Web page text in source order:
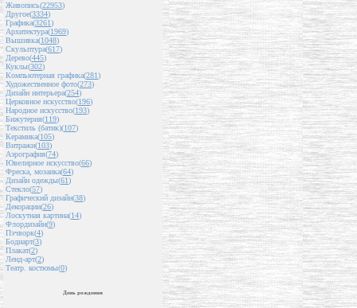
Живопись(22953)
Другое(3334)
Графика(3261)
Архитектура(1969)
Вышивка(1048)
Скульптура(617)
Дерево(445)
Куклы(302)
Компьютерная графика(281)
Художественное фото(273)
Дизайн интерьера(254)
Церковное искусство(196)
Народное искусство(193)
Бижутерия(119)
Текстиль (батик)(107)
Керамика(105)
Витражи(103)
Аэрография(74)
Ювелирное искусство(66)
Фреска, мозаика(64)
Дизайн одежды(61)
Стекло(57)
Графический дизайн(38)
Декорации(26)
Лоскутная картина(14)
Флордизайн(9)
Пэчворк(4)
Бодиарт(3)
Плакат(2)
Ленд-арт(2)
Театр. костюмы(0)
День рождения